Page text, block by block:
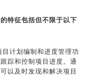
特征包括但不限于以下
计划编制和进度管理功
踪和控制项目进度。通
以及时发现和解决项目